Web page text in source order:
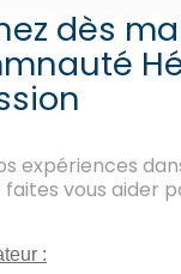
dès
expériences
vous aider
: